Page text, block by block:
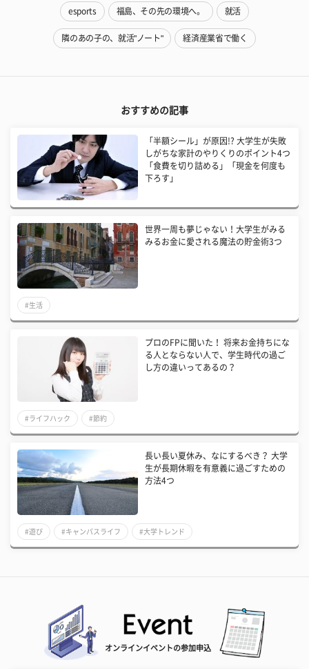
esports 福島、その先の環境へ。 就活
隣のあの子の、就活"ノート" 経済産業省で働く
おすすめの記事
「半額シール」が原因!? 大学生が失敗
しがちな家計のやりくりのポイント4つ
「食費を切り詰める」「現金を何度も
下ろす」
世界一周も夢じゃない！大学生がみる
みるお金に愛される魔法の貯金術3つ
#生活
プロのFPに聞いた！ 将来お金持ちにな
る人とならない人で、学生時代の過ご
し方の違いってあるの？
#ライフハック #節約
長い長い夏休み、なにするべき？ 大学
生が長期休暇を有意義に過ごすための
方法4つ
#遊び #キャンパスライフ #大学トレンド
オンラインイベントの参加申込